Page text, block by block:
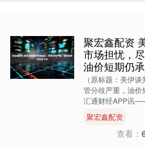
聚宏鑫配资
市场担忧，
油价短期仍
（原标题：美伊
管分歧严重，油价
汇通财经APP讯
日），美国和伊朗
缓解了近期支撑市
聚宏鑫配资
查看：